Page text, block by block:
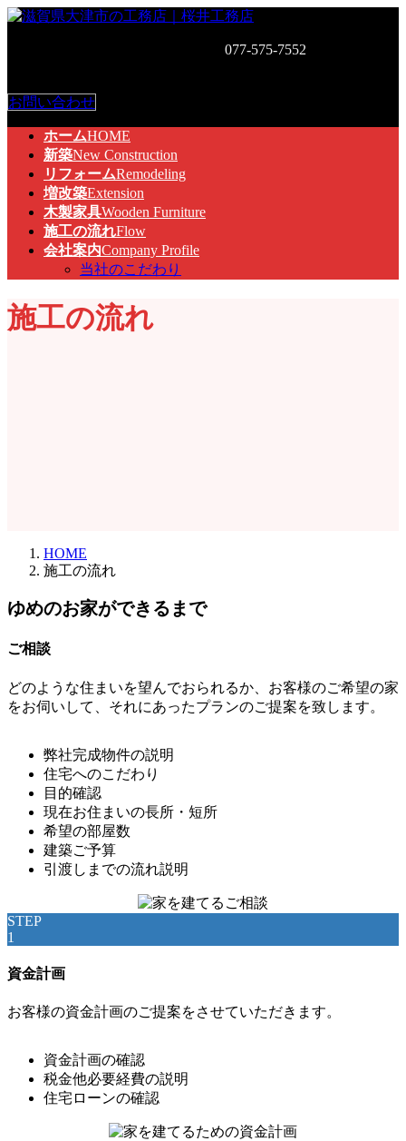
コ
ツ
へ
ス
ナ
シ
ョ
ン
077-575-7552
お問い合わせ
ホームHOME
新築New Construction
リフォームRemodeling
増改築Extension
木製家具Wooden Furniture
施工の流れFlow
会社案内Company Profile
当社のこだわり
施工の流れ
HOME
施工の流れ
ゆめのお家ができるまで
ご相談
どのような住まいを望んでおられるか、お客様のご希望の家
をお伺いして、それにあったプランのご提案を致します。
弊社完成物件の説明
住宅へのこだわり
目的確認
現在お住まいの長所・短所
希望の部屋数
建築ご予算
引渡しまでの流れ説明
STEP
1
資金計画
お客様の資金計画のご提案をさせていただきます。
資金計画の確認
税金他必要経費の説明
住宅ローンの確認